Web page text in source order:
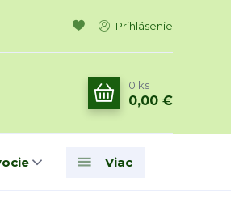
Prihlásenie
0 ks
0,00 €
Viac